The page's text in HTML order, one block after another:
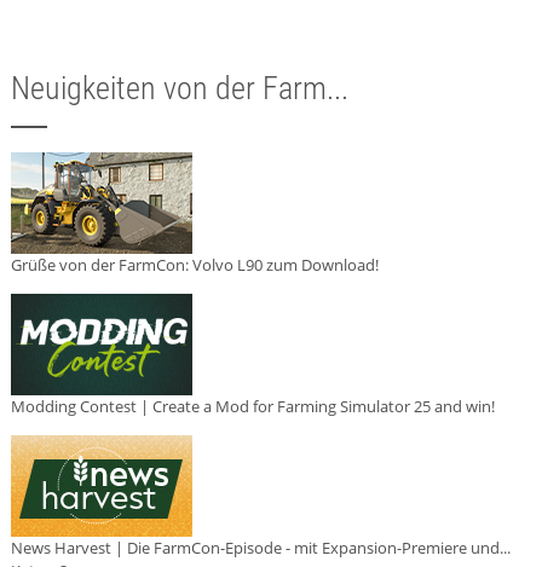
Neuigkeiten von der Farm...
Grüße von der FarmCon: Volvo L90 zum Download!
Modding Contest | Create a Mod for Farming Simulator 25 and win!
News Harvest | Die FarmCon-Episode - mit Expansion-Premiere und...